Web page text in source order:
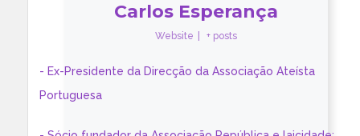
Carlos Esperança
Website + posts
- Ex-Presidente da Direcção da Associação Ateísta
Portuguesa